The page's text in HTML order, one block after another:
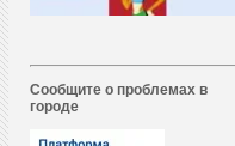
Сообщите о проблемах в
городе